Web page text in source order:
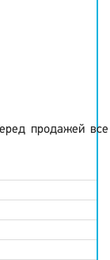
продажей все